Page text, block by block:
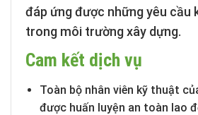
đáp ứng được những yêu cầu
trong môi trường xây dựng.
Cam kết dịch vụ
Toàn bộ nhân viên kỹ thuật
được huấn luyện an toàn lao